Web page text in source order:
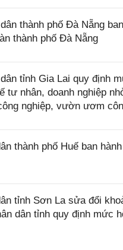
thành phố Đà Nẵng
thành phố Đà Nẵng
tỉnh Gia Lai quy định
tư nhân, doanh nghiệp
nghiệp, vườn ươm
thành phố Huế ban
tỉnh Sơn La sửa đổi
dân tỉnh quy định mức